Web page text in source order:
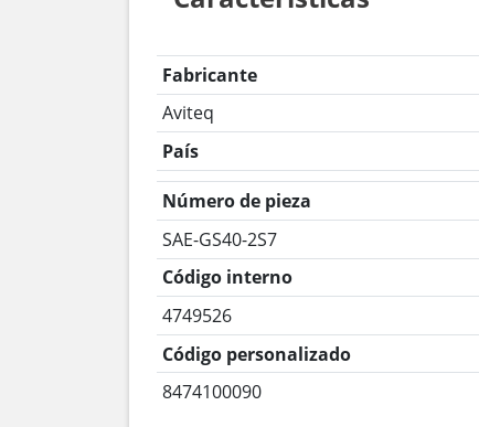
Fabricante
Aviteq
País
Número de pieza
SAE-GS40-2S7
Código interno
4749526
Código personalizado
8474100090